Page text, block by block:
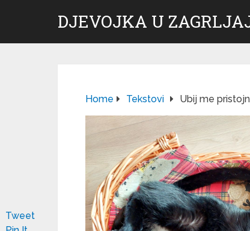
DJEVOJKA U
Home Tekstovi Ubij me
Tweet